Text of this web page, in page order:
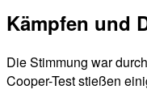
Kämpfen und
Die Stimmung war
Cooper-Test stießen